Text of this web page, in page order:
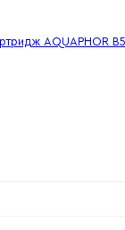
AQUAPHOR